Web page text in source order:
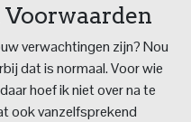
verwachtingen zijn? Nou
dat is normaal. Voor wie
hoef ik niet over na te
ook vanzelfsprekend